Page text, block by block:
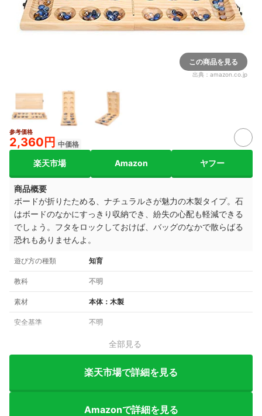
この商品を見る
出典： amazon.co.jp
参考価格
2,360円 中価格
楽天市場 Amazon ヤフー
商品概要
ボードが折りたためる、ナチュラルさが魅力の木製タイプ。石
はボードのなかにすっきり収納でき、紛失の心配も軽減できる
でしょう。フタをロックしておけば、バッグのなかで散らばる
恐れもありませんよ。
遊び方の種類 知育
教科 不明
素材 本体：木製
安全基準 不明
全部見る
楽天市場で詳細を見る
Amazonで詳細を見る